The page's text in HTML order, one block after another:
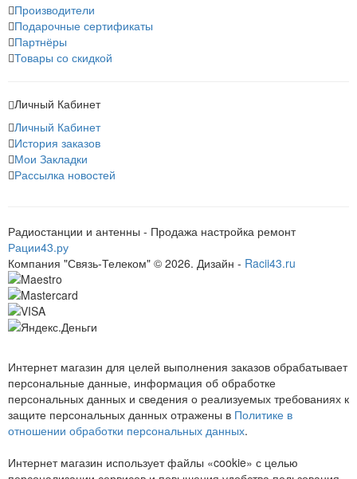
Производители
Подарочные сертификаты
Партнёры
Товары со скидкой
Личный Кабинет
Личный Кабинет
История заказов
Мои Закладки
Рассылка новостей
Радиостанции и антенны - Продажа настройка ремонт
Рации43.ру
Компания "Связь-Телеком" © 2026. Дизайн - Racii43.ru
Интернет магазин для целей выполнения заказов обрабатывает
персональные данные, информация об обработке
персональных данных и сведения о реализуемых требованиях к
защите персональных данных отражены в Политике в
отношении обработки персональных данных.
Интернет магазин использует файлы «cookie» с целью